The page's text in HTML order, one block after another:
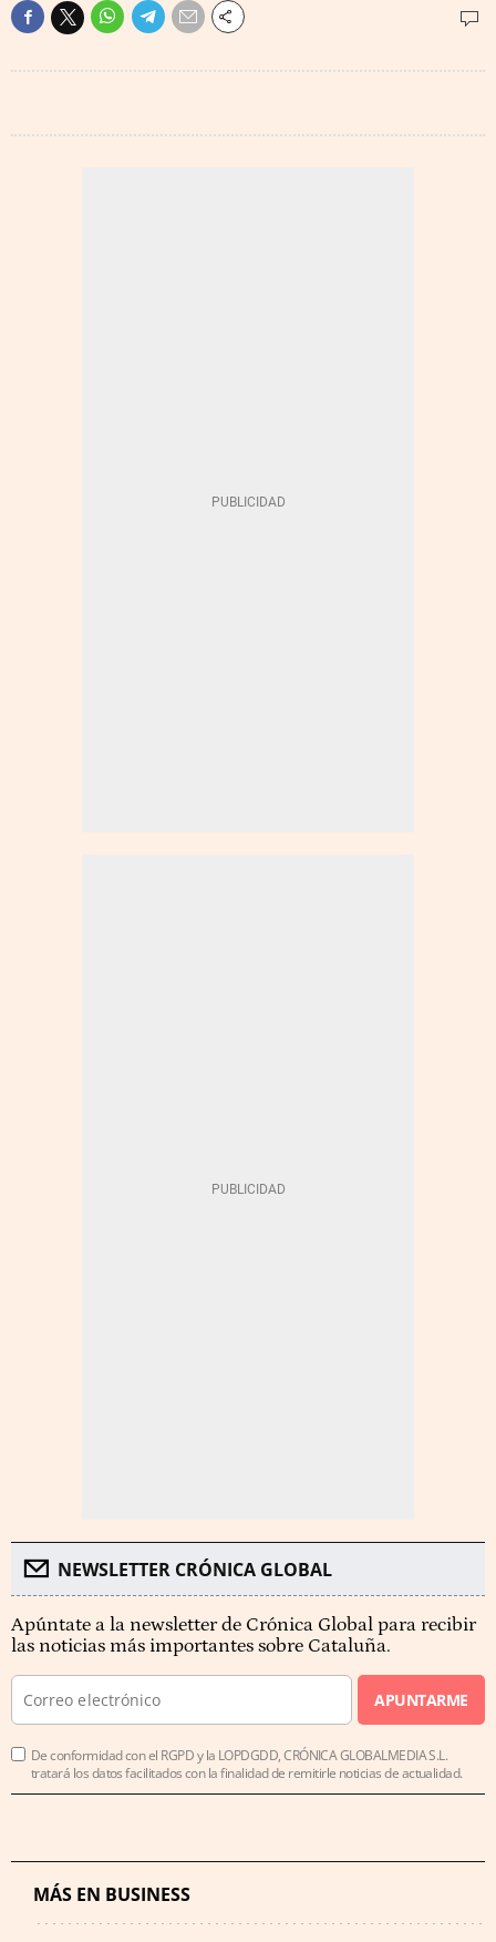
NEWSLETTER CRÓNICA GLOBAL
Apúntate a la newsletter de Crónica Global para recibir
las noticias más importantes sobre Cataluña.
APUNTARME
De conformidad con el RGPD y la LOPDGDD, CRÓNICA GLOBALMEDIA S.L.
tratará los datos facilitados con la finalidad de remitirle noticias de actualidad.
MÁS EN BUSINESS